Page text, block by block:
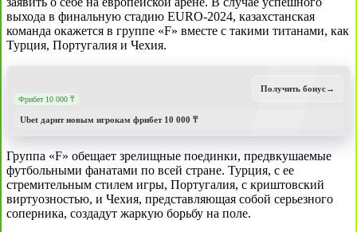
выхода в финальную стадию EURO-2024, казахстанская
команда окажется в группе «F» вместе с такими титанами, как
Турция, Португалия и Чехия.
Фрибет 10 000 ₸
Ubet дарит новым игрокам фрибет 10 000 ₸
Получить бонус→
Группа «F» обещает зрелищные поединки, предвкушаемые
футбольными фанатами по всей стране. Турция, с ее
стремительным стилем игры, Португалия, с криштовский
виртуозностью, и Чехия, представляющая собой серьезного
соперника, создадут жаркую борьбу на поле.